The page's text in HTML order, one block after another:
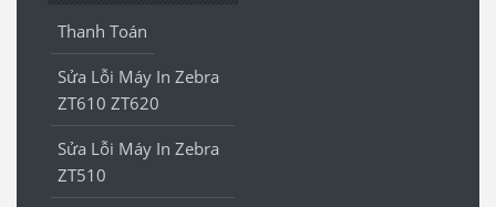
Thanh Toán
Sửa Lỗi Máy In Zebra
ZT610 ZT620
Sửa Lỗi Máy In Zebra
ZT510